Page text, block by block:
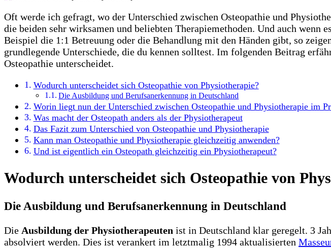
Oft werde ich gefragt, wo der Unterschied zwischen Osteopathie und
die beiden sehr wirksamen und beliebten Therapiemethoden. Und auch wenn
Beispiel die 1:1 Betreuung oder die Behandlung mit den Händen gibt, so
grundlegende Unterschiede, die du kennen solltest. Im folgenden Beitrag
Osteopathie unterscheidet.
Wodurch unterscheidet sich Osteopathie von Physiotherapie?
Die Ausbildung und Berufsanerkennung in Deutschland
Worin liegt nun der Unterschied zwischen Osteopathie und Physiotherapie im
Was macht der Osteopath anders als der Physiotherapeut
Das Fazit zum Unterschied von Osteopathie und Physiotherapie
Kann man Osteopathie und Physiotherapie gleichzeitig anwenden?
Und ist eigentlich ein Osteopath gleichzeitig ein Physiotherapeut?
Wodurch unterscheidet sich Osteopathie von
Die Ausbildung und Berufsanerkennung in Deutschland
Die Ausbildung der Physiotherapeuten ist in Deutschland klar geregelt. 3
absolviert werden. Dies ist verankert im letztmalig 1994 aktualisierten